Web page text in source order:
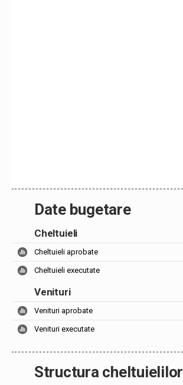
Date bugetare
Cheltuieli
Cheltuieli aprobate
Cheltuieli executate
Venituri
Venituri aprobate
Venituri executate
Structura cheltuielilor